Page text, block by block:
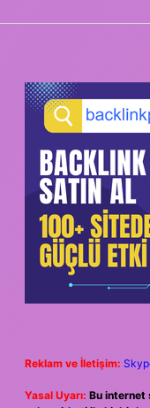
Reklam ve İletişim:
Yasal Uyarı: Bu internet